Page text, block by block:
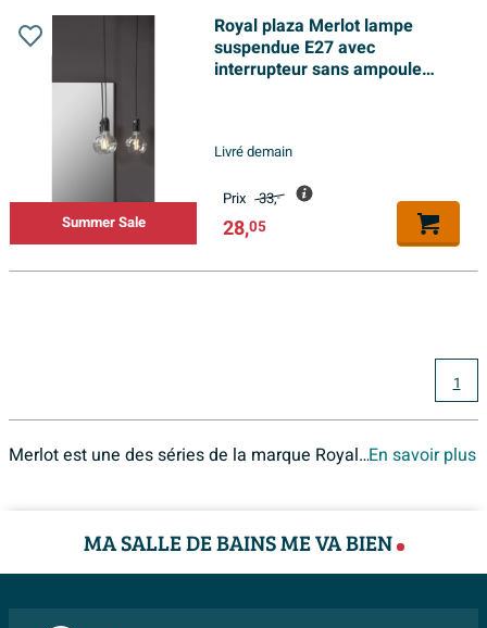
Summer Sale
Royal plaza Merlot lampe
suspendue E27 avec
interrupteur sans ampoule
Livré demain
Prix 33,-
28,05
1
Merlot est une des séries de la marque Royal Plaza. La gamme Royal Plaza Merlot est complète. Chez Sawiday, les produits de la collection Royal Plaza Merlot vous sont proposés au meilleur prix.En savoir plus
MA SALLE DE BAINS ME VA BIEN